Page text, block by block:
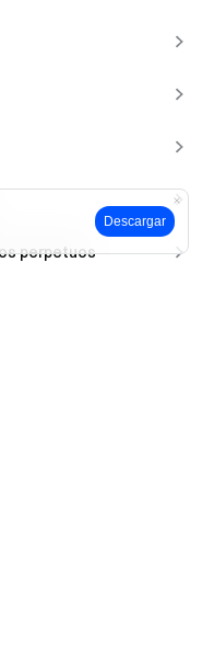
Descargar
perpetuos